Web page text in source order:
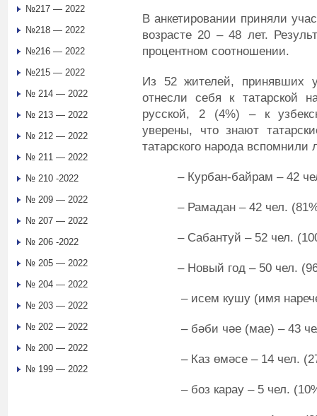
В анкетировании приняли
возрасте 20 – 48 лет.
процентном соотношении.
Из 52 жителей, принявших
отнесли себя к татарской
русской, 2 (4%) – к
уверены, что знают
татарского народа
– Курбан-байрам – 42
– Рамадан – 42 чел.
– Сабантуй – 52 чел.
– Новый год – 50 чел.
– исем кушу (имя
– бәби чәе (мае) – 43
– Каз өмәсе – 14 чел.
– боз карау – 5 чел.
№217 — 2022
№218 — 2022
№216 — 2022
№215 — 2022
№ 214 — 2022
№ 213 — 2022
№ 212 — 2022
№ 211 — 2022
№ 210 -2022
№ 209 — 2022
№ 207 — 2022
№ 206 -2022
№ 205 — 2022
№ 204 — 2022
№ 203 — 2022
№ 202 — 2022
№ 200 — 2022
№ 199 — 2022